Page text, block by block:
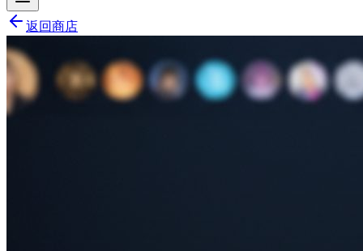
返回商店